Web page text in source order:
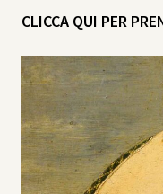
CLICCA QUI PER